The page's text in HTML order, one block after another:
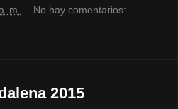
m. No hay comentarios:
2015